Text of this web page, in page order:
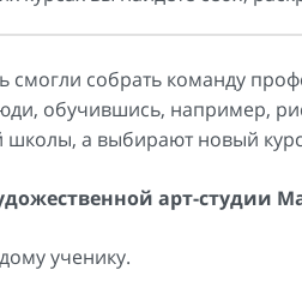
смогли собрать команду
обучившись, например,
а выбирают новый
арт-студии
ученику.